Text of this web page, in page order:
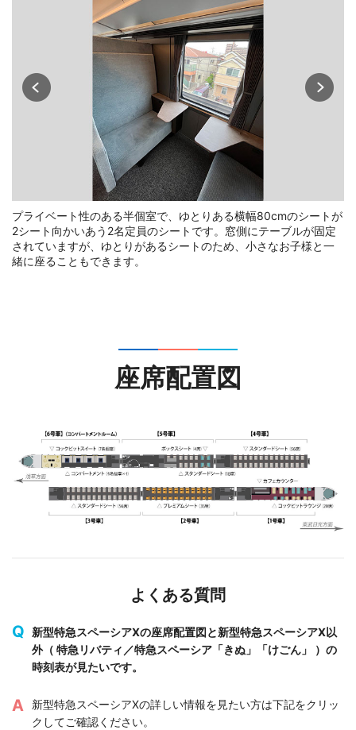
プライベート性のある半個室で、ゆとりある横幅80cmのシートが
2シート向かいあう2名定員のシートです。窓側にテーブルが固定
されていますが、ゆとりがあるシートのため、小さなお子様と一
緒に座ることもできます。
座席配置図
よくある質問
新型特急スペーシアXの座席配置図と新型特急スペーシアX以
外（ 特急リバティ／特急スペーシア「きぬ」「けごん」 ）の
時刻表が見たいです。
新型特急スペーシアXの詳しい情報を見たい方は下記をクリッ
クしてご確認ください。